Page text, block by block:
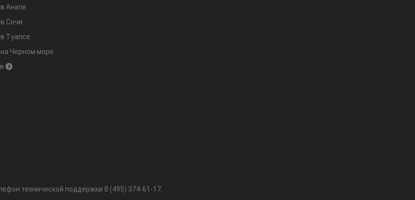
Анапе
Сочи
Туапсе
Черном море
технической поддержки 8 (495) 374-61-17